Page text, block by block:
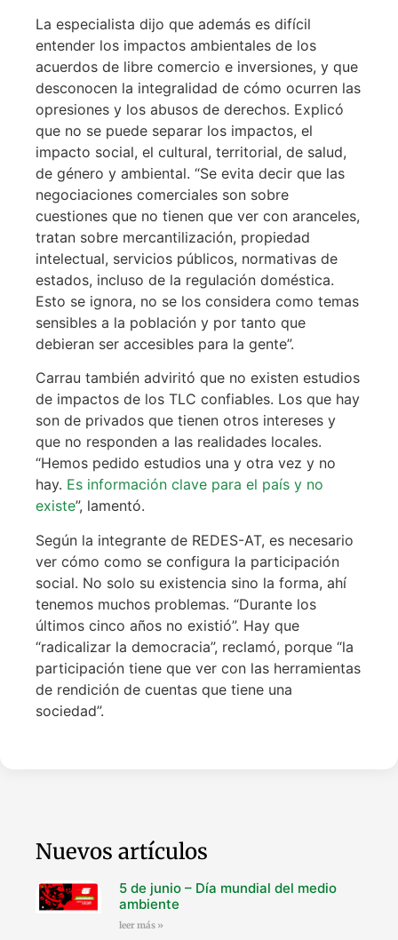
La especialista dijo que además es difícil
entender los impactos ambientales de los
acuerdos de libre comercio e inversiones, y que
desconocen la integralidad de cómo ocurren las
opresiones y los abusos de derechos. Explicó
que no se puede separar los impactos, el
impacto social, el cultural, territorial, de salud,
de género y ambiental. “Se evita decir que las
negociaciones comerciales son sobre
cuestiones que no tienen que ver con aranceles,
tratan sobre mercantilización, propiedad
intelectual, servicios públicos, normativas de
estados, incluso de la regulación doméstica.
Esto se ignora, no se los considera como temas
sensibles a la población y por tanto que
debieran ser accesibles para la gente”.
Carrau también adviritó que no existen estudios
de impactos de los TLC confiables. Los que hay
son de privados que tienen otros intereses y
que no responden a las realidades locales.
“Hemos pedido estudios una y otra vez y no
hay. Es información clave para el país y no
existe”, lamentó.
Según la integrante de REDES-AT, es necesario
ver cómo como se configura la participación
social. No solo su existencia sino la forma, ahí
tenemos muchos problemas. “Durante los
últimos cinco años no existió”. Hay que
“radicalizar la democracia”, reclamó, porque “la
participación tiene que ver con las herramientas
de rendición de cuentas que tiene una
sociedad”.
Nuevos artículos
5 de junio – Día mundial del medio
ambiente
leer más »